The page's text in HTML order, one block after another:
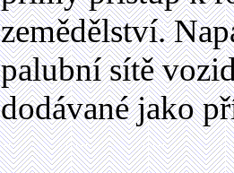
zemědělství.
palubní sítě
dodávané jako